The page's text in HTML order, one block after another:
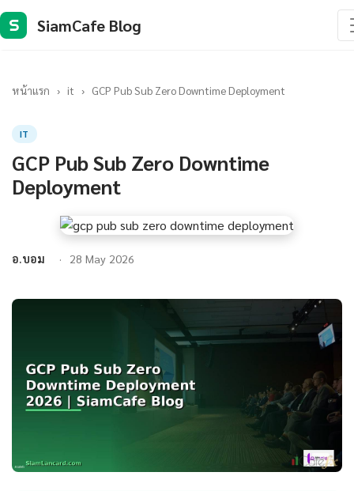
S SiamCafe Blog
หน้าแรก › it › GCP Pub Sub Zero Downtime Deployment
IT
GCP Pub Sub Zero Downtime
Deployment
อ.บอม 28 May 2026